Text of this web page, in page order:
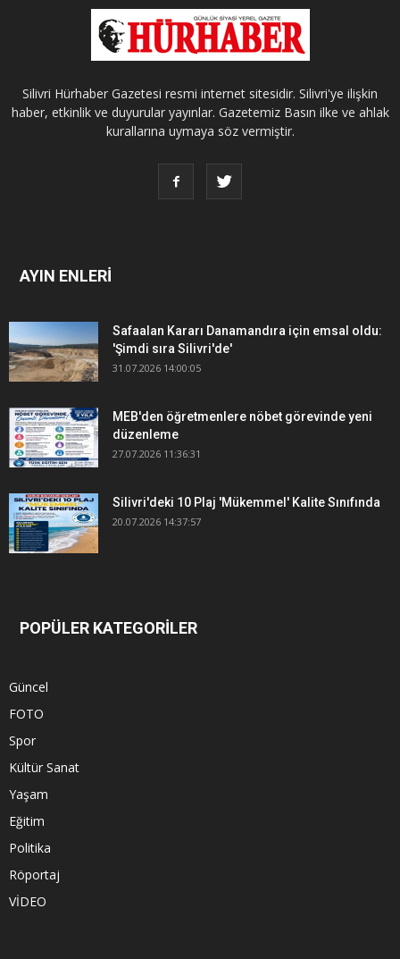
Silivri Hürhaber Gazetesi resmi internet sitesidir. Silivri'ye ilişkin
haber, etkinlik ve duyurular yayınlar. Gazetemiz Basın ilke ve ahlak
kurallarına uymaya söz vermiştir.
AYIN ENLERİ
Safaalan Kararı Danamandıra için emsal oldu:
'Şimdi sıra Silivri'de'
31.07.2026 14:00:05
MEB'den öğretmenlere nöbet görevinde yeni
düzenleme
27.07.2026 11:36:31
Silivri'deki 10 Plaj 'Mükemmel' Kalite Sınıfında
20.07.2026 14:37:57
POPÜLER KATEGORİLER
Güncel
FOTO
Spor
Kültür Sanat
Yaşam
Eğitim
Politika
Röportaj
VİDEO